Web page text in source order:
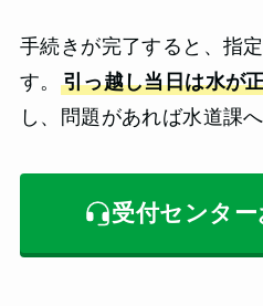
手続きが完了すると、指
す。 引っ越し当日は水が
し、問題があれば水道課
受付センタ